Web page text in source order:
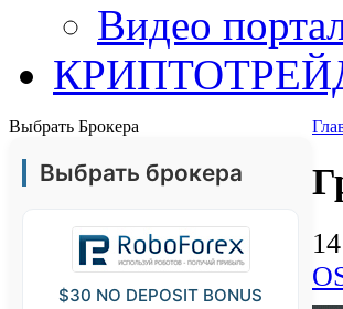
Видео
Выбрать Брокера
Выбрать брокера
$30 NO DEPOSIT BONUS